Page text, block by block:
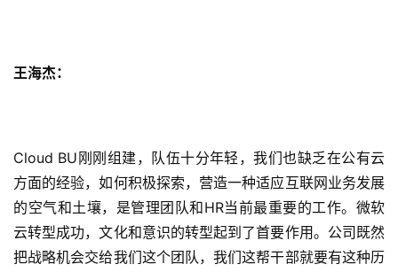
王海杰：
Cloud BU刚刚组建，队伍十分年轻，我们也缺乏在公有云
方面的经验，如何积极探索，营造一种适应互联网业务发展
的空气和土壤，是管理团队和HR当前最重要的工作。微软
云转型成功，文化和意识的转型起到了首要作用。公司既然
把战略机会交给我们这个团队，我们这帮干部就要有这种历